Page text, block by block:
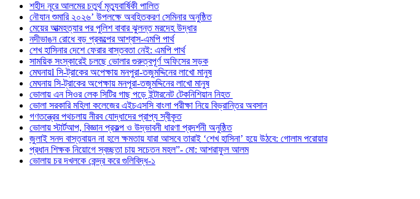
শহীদ নূরে আলমের চতুর্থ মৃত্যুবার্ষিকী পালিত
নৌযান শুমারি ২০২৬’ উপলক্ষে অবহিতকরণ সেমিনার অনুষ্ঠিত
মেয়ের আত্মহত্যার পর পুলিশ বাবার ঝুলন্ত মরদেহ উদ্ধার
নদীভাঙন রোধে বড় প্রকল্পের আশ্বাস-এমপি পার্থ
শেখ হাসিনার দেশে ফেরার বাস্তবতা নেই: এমপি পার্থ
সাময়িক সংস্কারেই চলছে ভোলার গুরুত্বপূর্ণ অফিসের সড়ক
মেঘনায়l সি-ট্রাকের অপেক্ষায় মনপুরা-তজুমদ্দিনের লাখো মানুষ
মেঘনায় সি-ট্রাকের অপেক্ষায় মনপুরা-তজুমদ্দিনের লাখো মানুষ
ভোলায় এন সিওর লেক সিটির গাছ পড়ে ইন্টারনেট টেকনিশিয়ান নিহত
ভোলা সরকারি মহিলা কলেজের এইচএসসি বাংলা পরীক্ষা নিয়ে বিভ্রান্তির অবসান
গণতন্ত্রের পথচলায় নীরব যোদ্ধাদের প্রাপ্য স্বীকৃত
ভোলায় স্টার্টআপ, বিজ্ঞান প্রকল্প ও উদ্ভাবনী ধারণা প্রদর্শনী অনুষ্ঠিত
জুলাই সনদ বাস্তবায়ন না হলে ক্ষমতায় যারা আসবে তারাই ‘শেখ হাসিনা’ হয়ে উঠবে: গোলাম পরোয়ার
প্রধান শিক্ষক নিয়োগে স্বচ্ছতা চায় সচেতন মহল”- মো: আশরাফুল আলম
ভোলায় চর দখলকে কেন্দ্র করে গুলিবিদ্ধ-১